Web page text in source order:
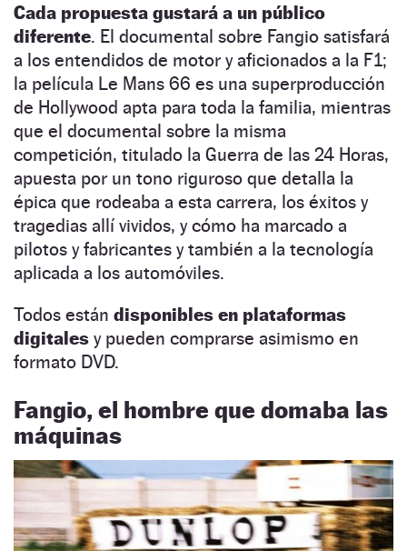
Cada propuesta gustará a un público
diferente. El documental sobre Fangio satisfará
a los entendidos de motor y aficionados a la F1;
la película Le Mans 66 es una superproducción
de Hollywood apta para toda la familia, mientras
que el documental sobre la misma
competición, titulado la Guerra de las 24 Horas,
apuesta por un tono riguroso que detalla la
épica que rodeaba a esta carrera, los éxitos y
tragedias allí vividos, y cómo ha marcado a
pilotos y fabricantes y también a la tecnología
aplicada a los automóviles.
Todos están disponibles en plataformas
digitales y pueden comprarse asimismo en
formato DVD.
Fangio, el hombre que domaba las
máquinas